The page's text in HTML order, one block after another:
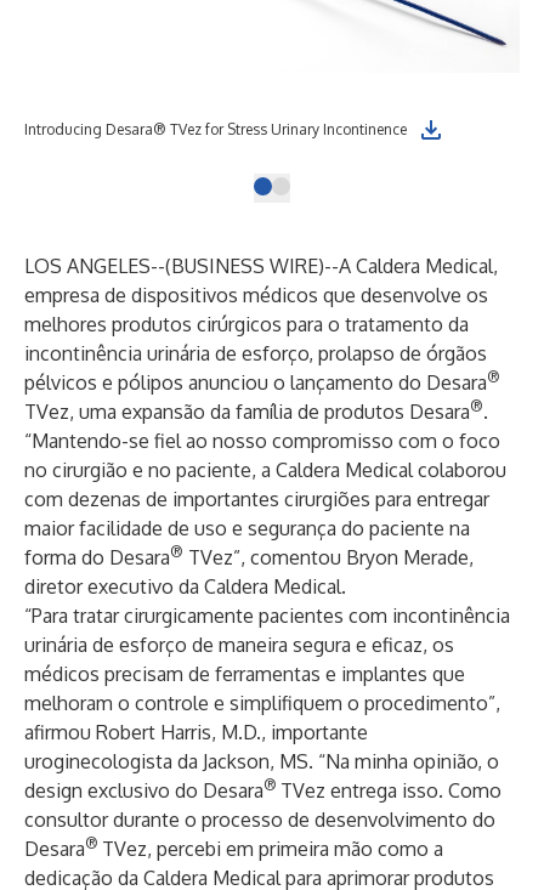
Introducing Desara® TVez for Stress Urinary Incontinence
LOS ANGELES--(BUSINESS WIRE)--A Caldera Medical,
empresa de dispositivos médicos que desenvolve os
melhores produtos cirúrgicos para o tratamento da
incontinência urinária de esforço, prolapso de órgãos
pélvicos e pólipos anunciou o lançamento do Desara®
TVez, uma expansão da família de produtos Desara®.
“Mantendo-se fiel ao nosso compromisso com o foco
no cirurgião e no paciente, a Caldera Medical colaborou
com dezenas de importantes cirurgiões para entregar
maior facilidade de uso e segurança do paciente na
forma do Desara® TVez”, comentou Bryon Merade,
diretor executivo da Caldera Medical.
“Para tratar cirurgicamente pacientes com incontinência
urinária de esforço de maneira segura e eficaz, os
médicos precisam de ferramentas e implantes que
melhoram o controle e simplifiquem o procedimento”,
afirmou Robert Harris, M.D., importante
uroginecologista da Jackson, MS. “Na minha opinião, o
design exclusivo do Desara® TVez entrega isso. Como
consultor durante o processo de desenvolvimento do
Desara® TVez, percebi em primeira mão como a
dedicação da Caldera Medical para aprimorar produtos